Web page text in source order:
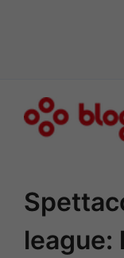
league: